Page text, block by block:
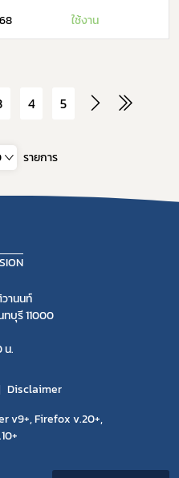
ใช้งาน
4 5
รายการ
านนท์
บุรี 11000
น.
Disclaimer
v9+, Firefox v.20+,